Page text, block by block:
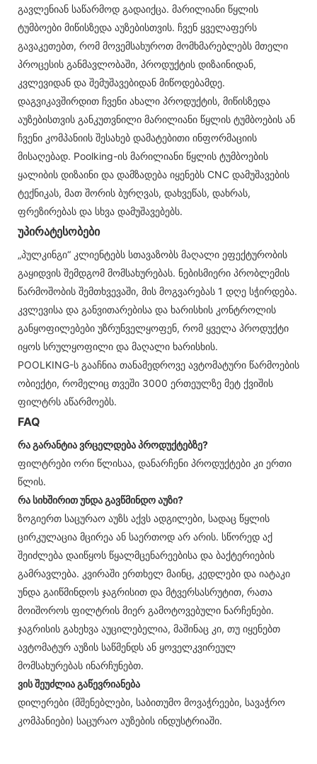
გავლენიან საწარმოდ გადაიქცა. მარილიანი წყლის
ტუმბოები მიწისზედა აუზებისთვის. ჩვენ ყველაფერს
გავაკეთებთ, რომ მოვემსახუროთ მომხმარებლებს მთელი
პროცესის განმავლობაში, პროდუქტის დიზაინიდან,
კვლევიდან და შემუშავებიდან მიწოდებამდე.
დაგვიკავშირდით ჩვენი ახალი პროდუქტის, მიწისზედა
აუზებისთვის განკუთვნილი მარილიანი წყლის ტუმბოების ან
ჩვენი კომპანიის შესახებ დამატებითი ინფორმაციის
მისაღებად. Poolking-ის მარილიანი წყლის ტუმბოების
ყალიბის დიზაინი და დამზადება იყენებს CNC დამუშავების
ტექნიკას, მათ შორის ბურღვას, დახვეწას, დახრას,
ფრეზირებას და სხვა დამუშავებებს.
უპირატესობები
„პულკინგი“ კლიენტებს სთავაზობს მაღალი ეფექტურობის
გაყიდვის შემდგომ მომსახურებას. ნებისმიერი პრობლემის
წარმოშობის შემთხვევაში, მის მოგვარებას 1 დღე სჭირდება.
კვლევისა და განვითარებისა და ხარისხის კონტროლის
განყოფილებები უზრუნველყოფენ, რომ ყველა პროდუქტი
იყოს სრულყოფილი და მაღალი ხარისხის.
POOLKING-ს გააჩნია თანამედროვე ავტომატური წარმოების
ობიექტი, რომელიც თვეში 3000 ერთეულზე მეტ ქვიშის
ფილტრს აწარმოებს.
FAQ
რა გარანტია ვრცელდება პროდუქტებზე?
ფილტრები ორი წლისაა, დანარჩენი პროდუქტები კი ერთი
წლის.
რა სიხშირით უნდა გავწმინდო აუზი?
ზოგიერთ საცურაო აუზს აქვს ადგილები, სადაც წყლის
ცირკულაცია მცირეა ან საერთოდ არ არის. სწორედ აქ
შეიძლება დაიწყოს წყალმცენარეებისა და ბაქტერიების
გამრავლება. კვირაში ერთხელ მაინც, კედლები და იატაკი
უნდა გაიწმინდოს ჯაგრისით და მტვერსასრუტით, რათა
მოიშოროს ფილტრის მიერ გამოტოვებული ნარჩენები.
ჯაგრისის გახეხვა აუცილებელია, მაშინაც კი, თუ იყენებთ
ავტომატურ აუზის საწმენდს ან ყოველკვირეულ
მომსახურებას ინარჩუნებთ.
ვის შეუძლია გაწევრიანება
დილერები (მშენებლები, საბითუმო მოვაჭრეები, სავაჭრო
კომპანიები) საცურაო აუზების ინდუსტრიაში.